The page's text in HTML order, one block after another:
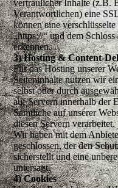
vertraulicher Inhalte (z.B.
Verantwortlichen) eine
können eine
„https://“ und dem
erkennen.
3) Hosting & Content-
Für das Hosting unserer
Seiteninhalte nutzen wir
selbst oder durch
auf Servern innerhalb der
Sämtliche auf unserer
diesen Servern verarbeitet.
Wir haben mit dem
geschlossen, der den
sicherstellt und eine
untersagt.
4) Cookies